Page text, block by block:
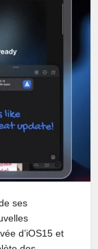
ses
d’iOS15 et